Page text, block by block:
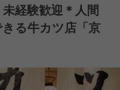
未経験歓迎＊人間
る牛カツ店「京